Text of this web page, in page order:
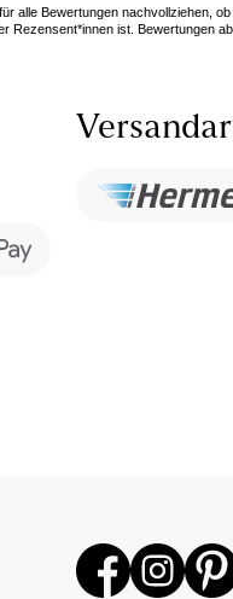
alle Bewertungen nachvollziehen,
Rezensent*innen ist. Bewertungen